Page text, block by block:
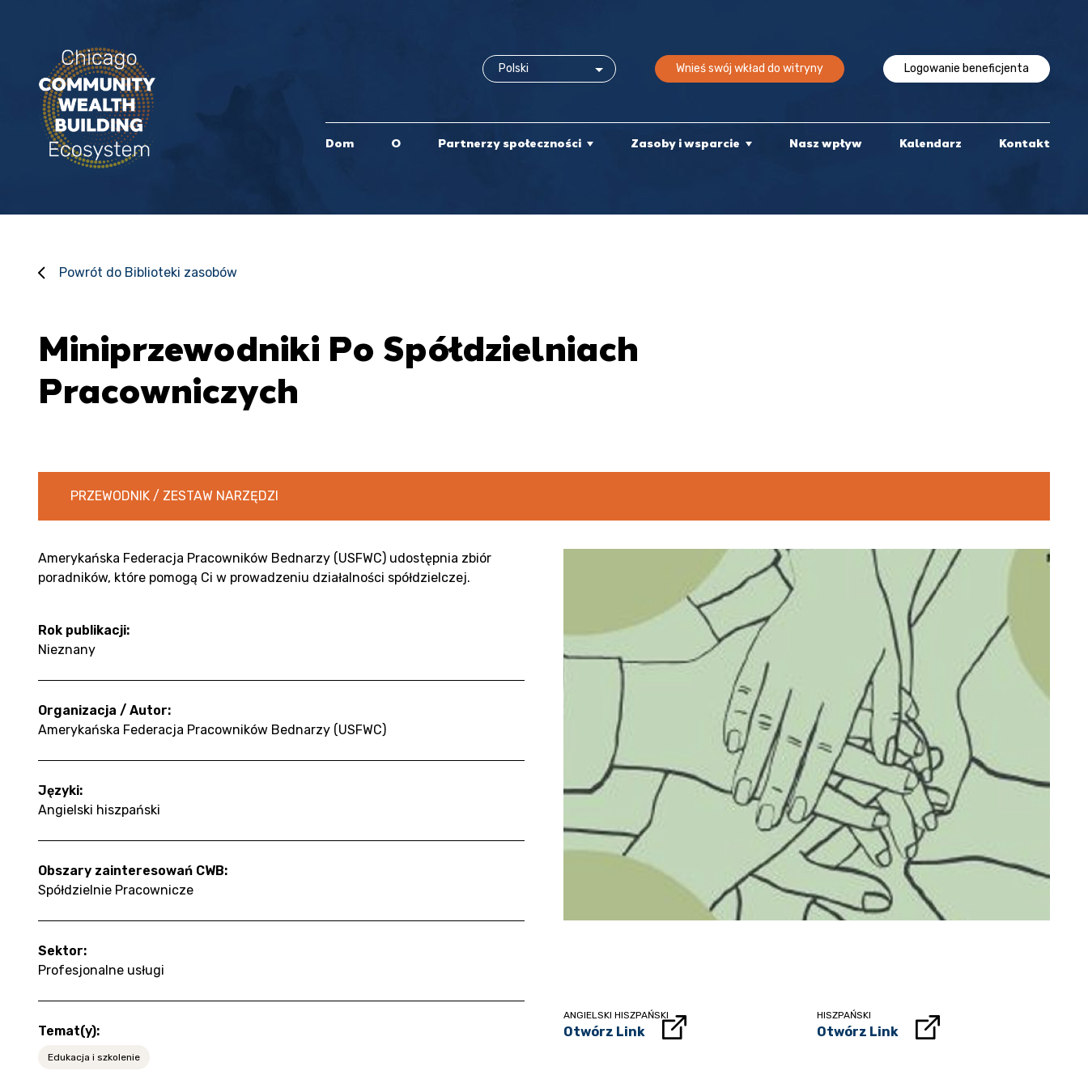
Wnieś swój wkład do witryny Logowanie beneficjenta
Dom O Partnerzy społeczności Zasoby i wsparcie Nasz wpływ Kalendarz Kontakt
Powrót do Biblioteki zasobów
Miniprzewodniki Po Spółdzielniach
Pracowniczych
PRZEWODNIK / ZESTAW NARZĘDZI
Amerykańska Federacja Pracowników Bednarzy (USFWC) udostępnia zbiór
poradników, które pomogą Ci w prowadzeniu działalności spółdzielczej.
Rok publikacji:
Nieznany
Organizacja / Autor:
Amerykańska Federacja Pracowników Bednarzy (USFWC)
Języki:
Angielski hiszpański
Obszary zainteresowań CWB:
Spółdzielnie Pracownicze
Sektor:
Profesjonalne usługi
Temat(y):
Edukacja i szkolenie
ANGIELSKI HISZPAŃSKI
Otwórz Link
HISZPAŃSKI
Otwórz Link